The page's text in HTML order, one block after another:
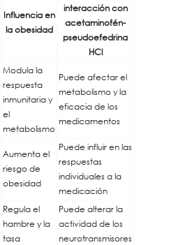
Influencia en
la obesidad
interacción con
acetaminofén-
pseudoefedrina
HCl
Modula la
respuesta
inmunitaria y
el
metabolismo
Puede afectar el
metabolismo y la
eficacia de los
medicamentos
Aumenta el
riesgo de
obesidad
Puede influir en las
respuestas
individuales a la
medicación
Regula el
hambre y la
tasa
Puede alterar la
actividad de los
neurotransmisores